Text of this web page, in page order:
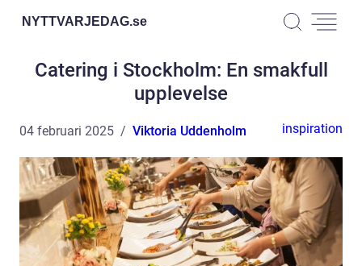
NYTTVARJEDAG.se
Catering i Stockholm: En smakfull
upplevelse
04 februari 2025 Viktoria Uddenholm inspiration